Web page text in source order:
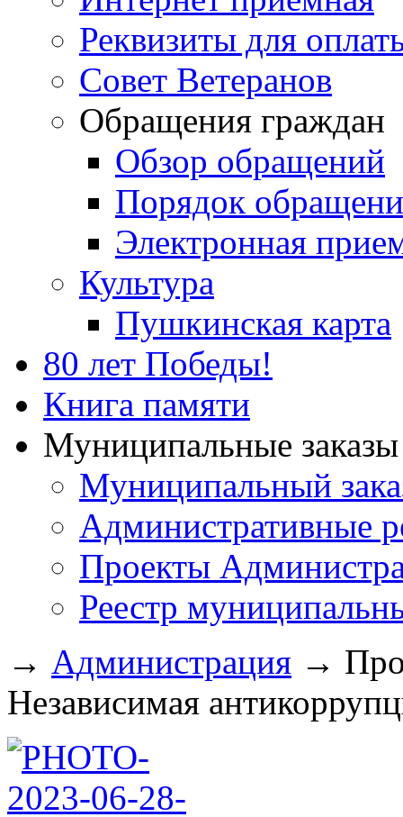
Реквизиты для
Совет Ветеранов
Обращения граждан
Обзор обращений
Порядок
Электронная
Культура
Пушкинская карта
80 лет Победы!
Книга памяти
Муниципальные
Муниципальный
Административные
Проекты
Реестр
→ Администрация →
Независимая